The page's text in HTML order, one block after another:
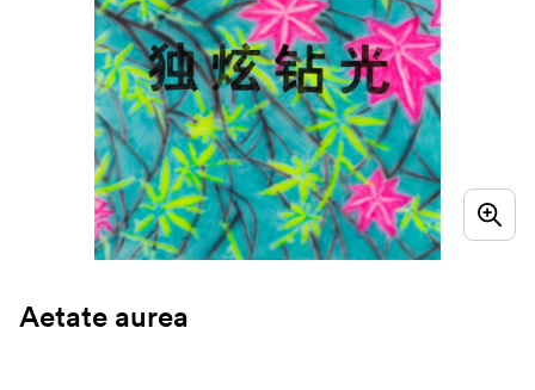
Aetate aurea